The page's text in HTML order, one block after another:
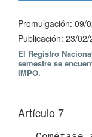
Promulgación: 09/
Publicación: 23/
El Registro
semestre se
IMPO.
Artículo 7